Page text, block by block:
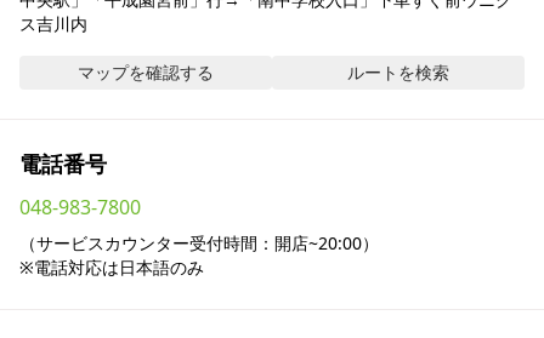
ス吉川内
マップを確認する ルートを検索
電話番号
048-983-7800
（サービスカウンター受付時間：開店~20:00）
※電話対応は日本語のみ